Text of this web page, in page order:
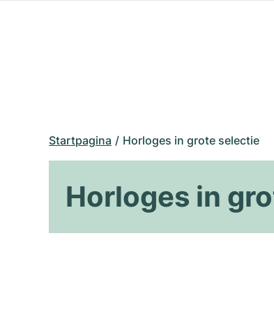
Startpagina Horloges in grote selectie
Horloges in